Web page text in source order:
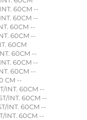
60CM --
60CM --
60CM --
60CM --
60CM
60CM --
60CM --
60CM --
CM --
INT. 60CM --
INT. 60CM --
INT. 60CM --
INT. 60CM --